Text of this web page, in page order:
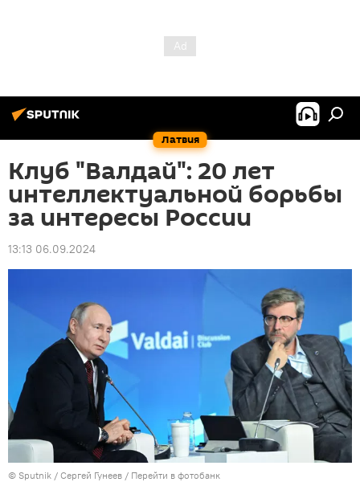
Латвия
Клуб "Валдай": 20 лет
интеллектуальной борьбы
за интересы России
13:13 06.09.2024
© Sputnik / Сергей Гунеев / Перейти в фотобанк